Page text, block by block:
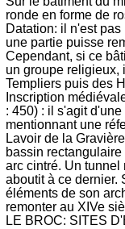
ronde en forme de
Datation: il n'est
une partie puisse
Cependant, si ce
un groupe religieux,
Templiers puis des
Inscription
: 450) : il s'agit
mentionnant une
Lavoir de la Gravière
bassin
arc cintré. Un
aboutit à ce dernier.
éléments de son
remonter au XIVe
LE BROC: SITES